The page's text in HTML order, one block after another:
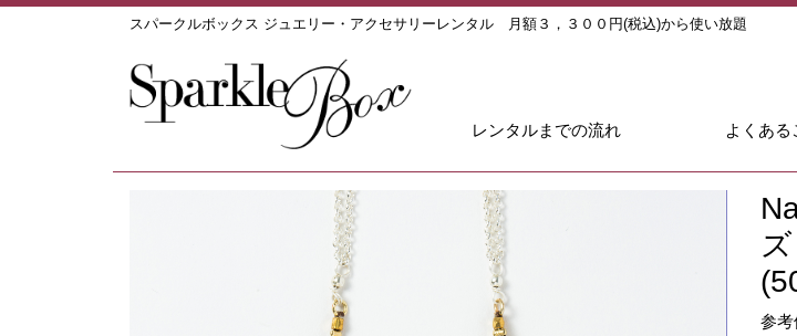
スパークルボックス ジュエリー・アクセサリーレンタル 月額３，３００円(税込)から使い放題
レンタルまでの流れ よくある
参考